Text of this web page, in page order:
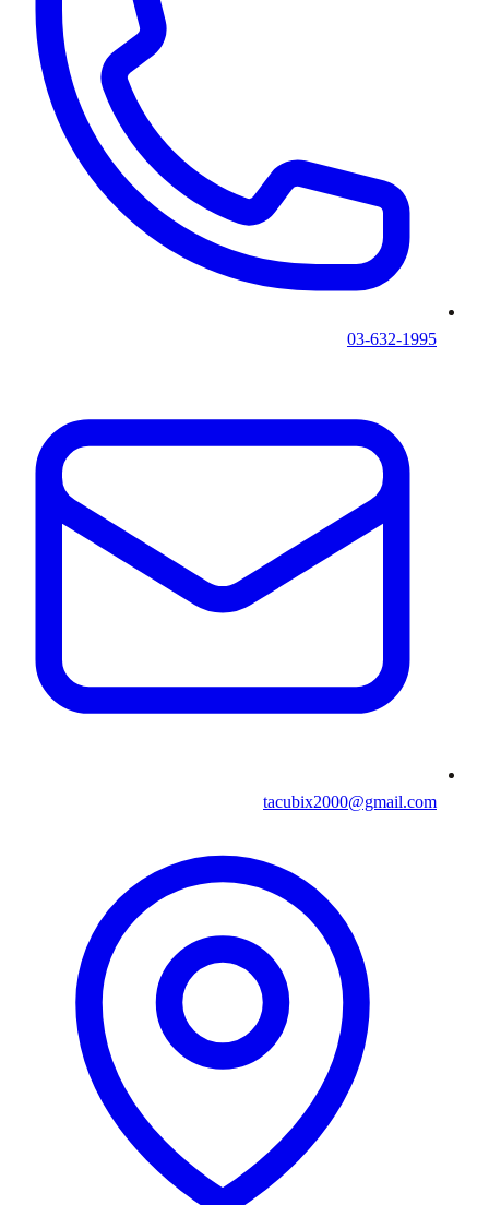
03-632-1995
tacubix2000@gmail.com